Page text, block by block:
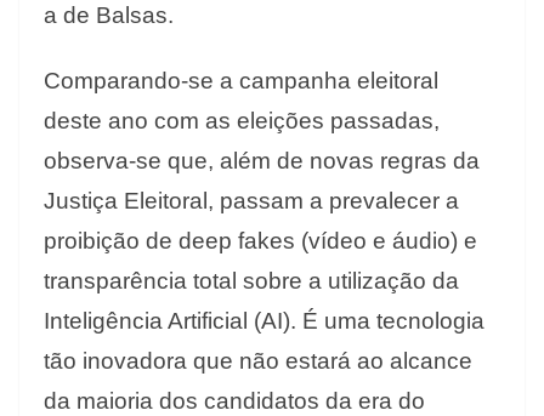
a de Balsas.
Comparando-se a campanha eleitoral
deste ano com as eleições passadas,
observa-se que, além de novas regras da
Justiça Eleitoral, passam a prevalecer a
proibição de deep fakes (vídeo e áudio) e
transparência total sobre a utilização da
Inteligência Artificial (AI). É uma tecnologia
tão inovadora que não estará ao alcance
da maioria dos candidatos da era do